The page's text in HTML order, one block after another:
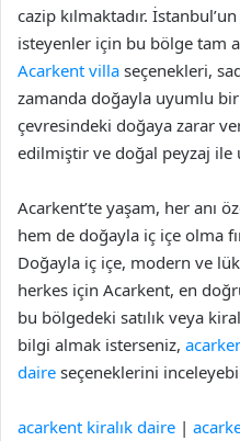
cazip kılmaktadır.
isteyenler için bu bölge tam
Acarkent villa seçenekleri,
zamanda doğayla uyumlu
çevresindeki doğaya zarar
edilmiştir ve doğal peyzaj ile
Acarkent’te yaşam, her anı
hem de doğayla iç içe olma
Doğayla iç içe, modern ve
herkes için Acarkent, en
bu bölgedeki satılık veya
bilgi almak isterseniz,
daire seçeneklerini
acarkent kiralık daire |